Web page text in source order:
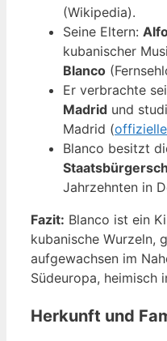
(Wikipedia).
Seine Eltern:
kubanischer
Blanco
Er verbrachte
Madrid und
Madrid (
Blanco besitzt
Jahrzehnten in
Fazit: Blanco ist ein
kubanische Wurzeln,
aufgewachsen im
Südeuropa, heimisch
Herkunft und